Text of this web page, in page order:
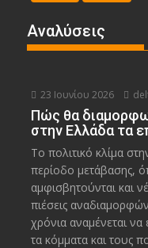
Αναλύσεις
23 Ιουνίου 2026
Πώς θα
στην Ελλάδα τα
Το πολιτικό κλίμα
περίοδο μετάβασης,
αμφισβητούνται και
πιέσεις
χρόνια αναμένεται να
τα κόμματα και τους